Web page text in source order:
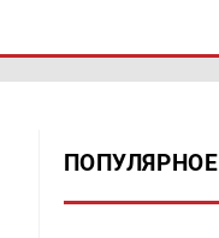
ПОПУЛЯРНОЕ